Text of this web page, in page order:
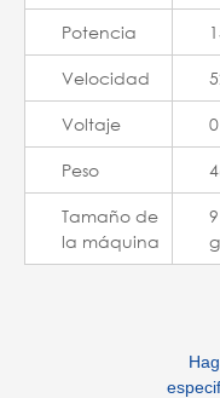
Potencia
Velocidad
Voltaje
Peso
Tamaño de
la máquina